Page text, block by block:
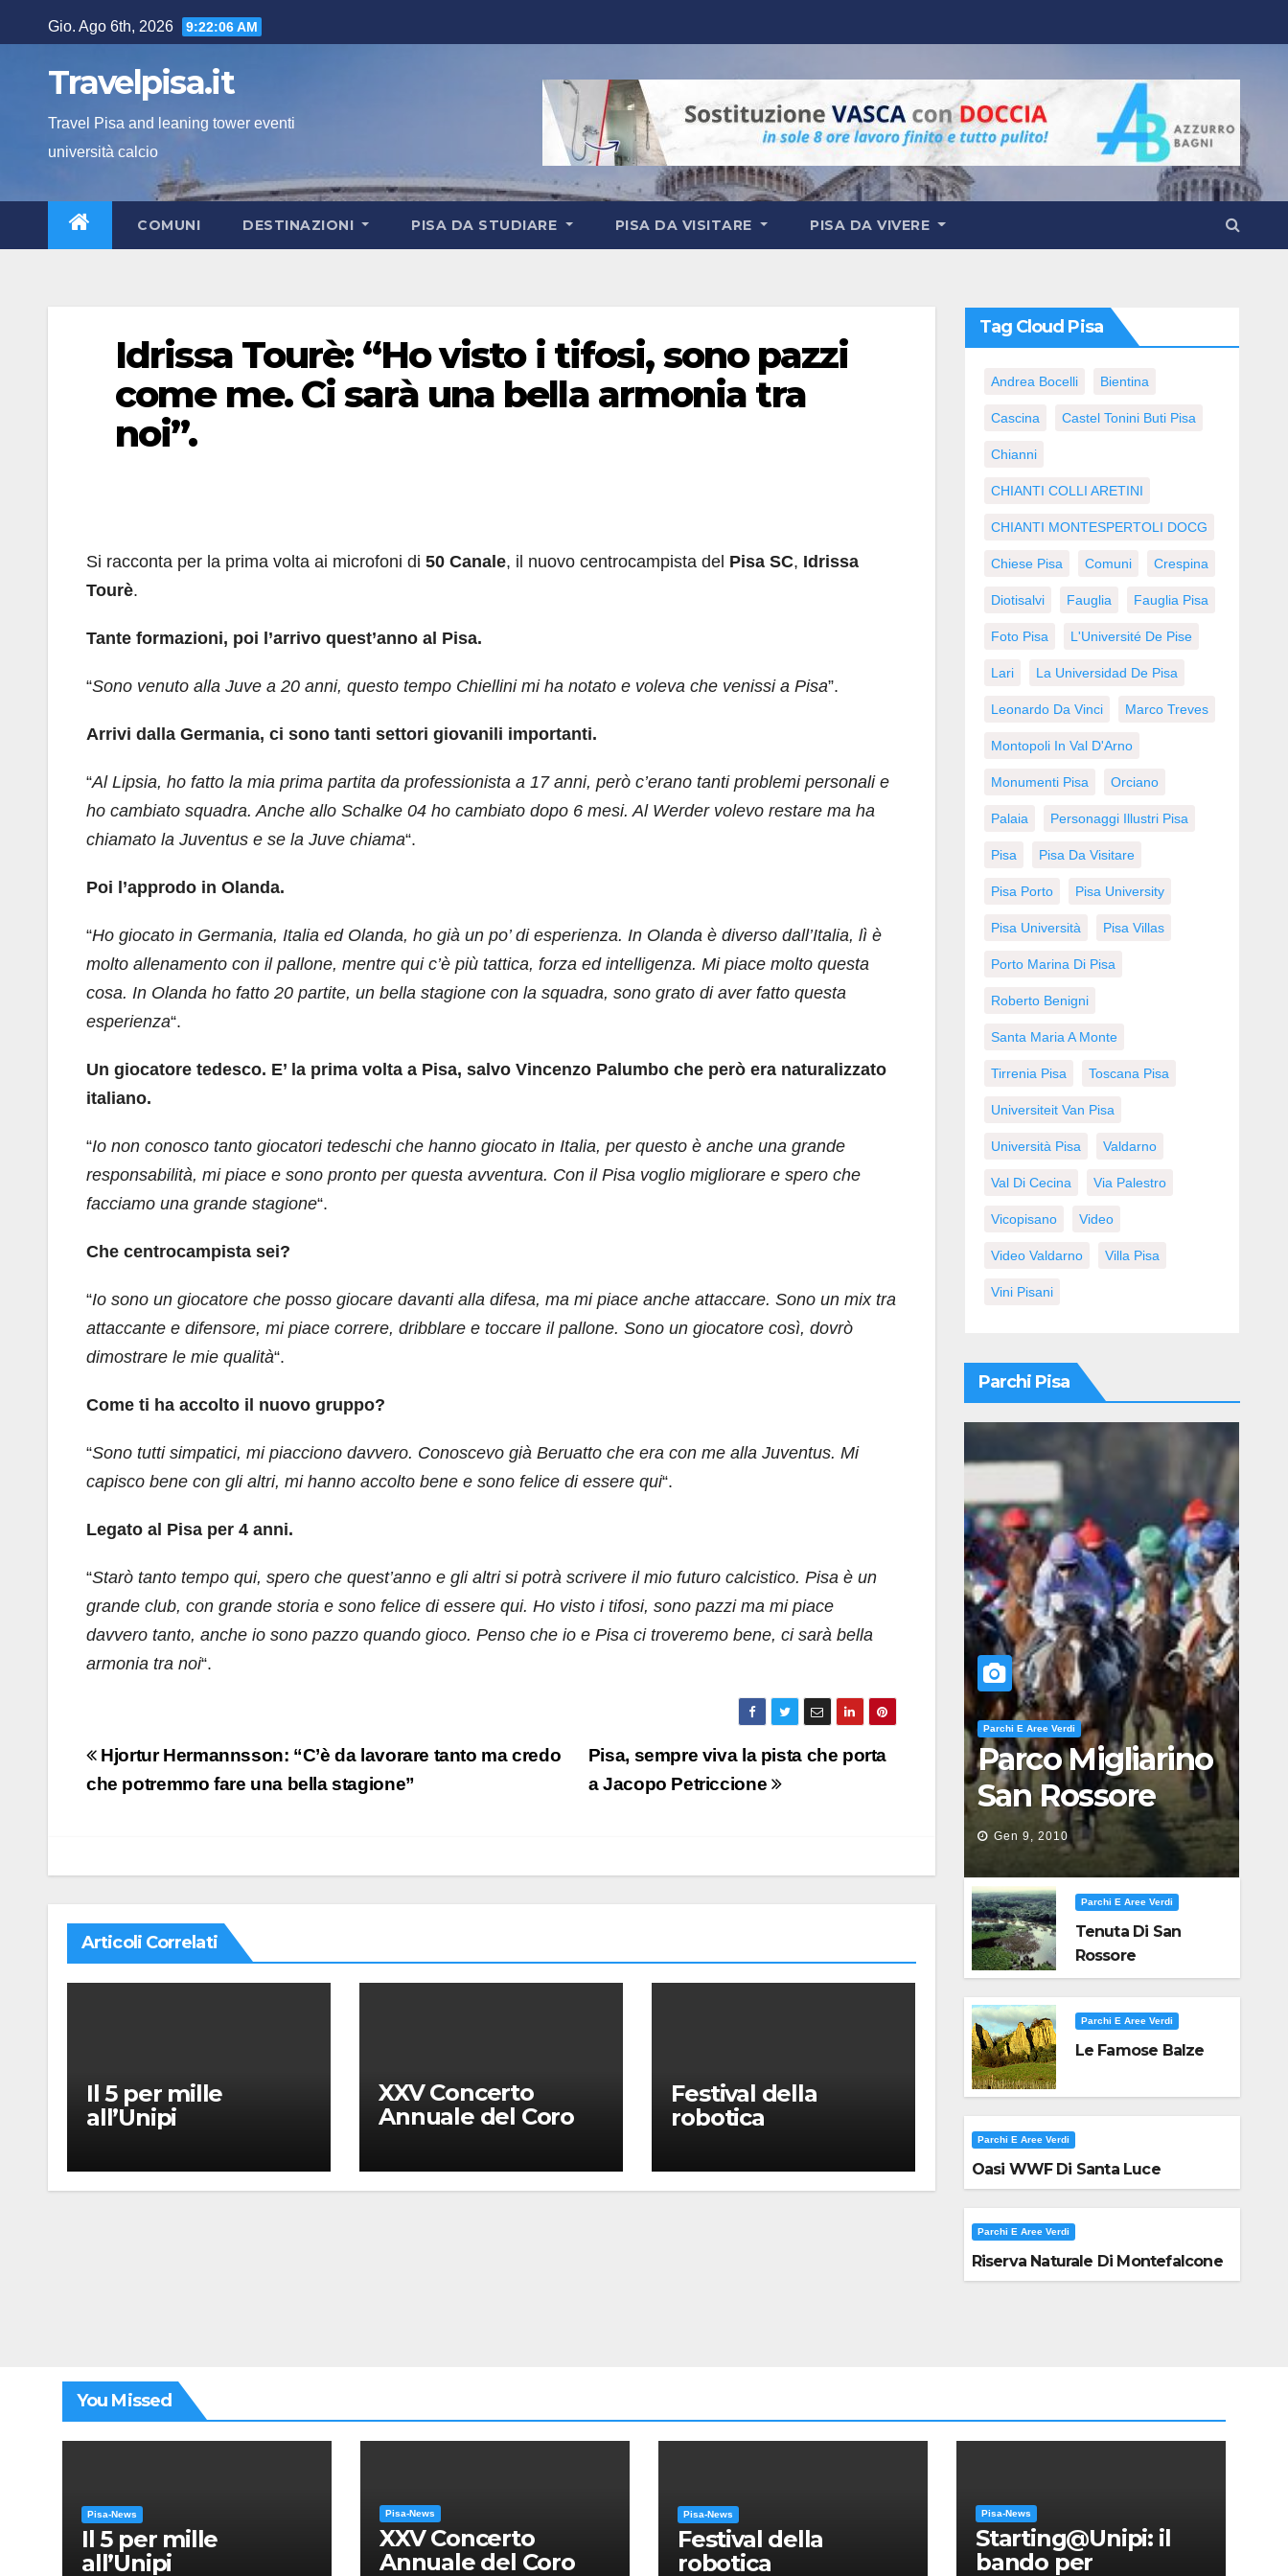
al
contenuto
Gio. Ago 6th, 2026 9:22:07 AM
Travelpisa.it
Travel Pisa and leaning tower eventi
università calcio
COMUNI DESTINAZIONI PISA DA STUDIARE PISA DA VISITARE PISA DA VIVERE
Idrissa Tourè: “Ho visto i tifosi, sono pazzi
come me. Ci sarà una bella armonia tra
noi”.
Si racconta per la prima volta ai microfoni di 50 Canale, il nuovo centrocampista del Pisa SC, Idrissa
Tourè.
Tante formazioni, poi l’arrivo quest’anno al Pisa.
“Sono venuto alla Juve a 20 anni, questo tempo Chiellini mi ha notato e voleva che venissi a Pisa”.
Arrivi dalla Germania, ci sono tanti settori giovanili importanti.
“Al Lipsia, ho fatto la mia prima partita da professionista a 17 anni, però c’erano tanti problemi personali e
ho cambiato squadra. Anche allo Schalke 04 ho cambiato dopo 6 mesi. Al Werder volevo restare ma ha
chiamato la Juventus e se la Juve chiama“.
Poi l’approdo in Olanda.
“Ho giocato in Germania, Italia ed Olanda, ho già un po’ di esperienza. In Olanda è diverso dall’Italia, lì è
molto allenamento con il pallone, mentre qui c’è più tattica, forza ed intelligenza. Mi piace molto questa
cosa. In Olanda ho fatto 20 partite, un bella stagione con la squadra, sono grato di aver fatto questa
esperienza“.
Un giocatore tedesco. E’ la prima volta a Pisa, salvo Vincenzo Palumbo che però era naturalizzato
italiano.
“Io non conosco tanto giocatori tedeschi che hanno giocato in Italia, per questo è anche una grande
responsabilità, mi piace e sono pronto per questa avventura. Con il Pisa voglio migliorare e spero che
facciamo una grande stagione“.
Che centrocampista sei?
“Io sono un giocatore che posso giocare davanti alla difesa, ma mi piace anche attaccare. Sono un mix tra
attaccante e difensore, mi piace correre, dribblare e toccare il pallone. Sono un giocatore così, dovrò
dimostrare le mie qualità“.
Come ti ha accolto il nuovo gruppo?
“Sono tutti simpatici, mi piacciono davvero. Conoscevo già Beruatto che era con me alla Juventus. Mi
capisco bene con gli altri, mi hanno accolto bene e sono felice di essere qui“.
Legato al Pisa per 4 anni.
“Starò tanto tempo qui, spero che quest’anno e gli altri si potrà scrivere il mio futuro calcistico. Pisa è un
grande club, con grande storia e sono felice di essere qui. Ho visto i tifosi, sono pazzi ma mi piace
davvero tanto, anche io sono pazzo quando gioco. Penso che io e Pisa ci troveremo bene, ci sarà bella
armonia tra noi“.
Navigazione
articoli
Pisa, sempre viva la pista che porta
a Jacopo Petriccione
Hjortur Hermannsson: “C’è da lavorare tanto ma credo
che potremmo fare una bella stagione”
Articoli Correlati
Il 5 per mille
all’Unipi
XXV Concerto
Annuale del Coro
“Messa in gloria” di
Giacomo Puccini
Festival della
robotica
Tag Cloud Pisa
Andrea Bocelli Bientina
Cascina Castel Tonini Buti Pisa
Chianni
CHIANTI COLLI ARETINI
CHIANTI MONTESPERTOLI DOCG
Chiese Pisa Comuni Crespina
Diotisalvi Fauglia Fauglia Pisa
Foto Pisa L'Université De Pise
Lari La Universidad De Pisa
Leonardo Da Vinci Marco Treves
Montopoli In Val D'Arno
Monumenti Pisa Orciano
Palaia Personaggi Illustri Pisa
Pisa Pisa Da Visitare
Pisa Porto Pisa University
Pisa Università Pisa Villas
Porto Marina Di Pisa
Roberto Benigni
Santa Maria A Monte
Tirrenia Pisa Toscana Pisa
Universiteit Van Pisa
Università Pisa Valdarno
Val Di Cecina Via Palestro
Vicopisano Video
Video Valdarno Villa Pisa
Vini Pisani
Parchi Pisa
Parchi E Aree Verdi
Parco Migliarino
San Rossore
Massaciuccoli
Gen 9, 2010
Parchi E Aree Verdi
Tenuta Di San
Rossore
Parchi E Aree Verdi
Le Famose Balze
Parchi E Aree Verdi
Oasi WWF Di Santa Luce
Parchi E Aree Verdi
Riserva Naturale Di Montefalcone
You Missed
Pisa-News
Il 5 per mille
all’Unipi
Pisa-News
XXV Concerto
Annuale del Coro
Pisa-News
Festival della
robotica
Pisa-News
Starting@Unipi: il
bando per